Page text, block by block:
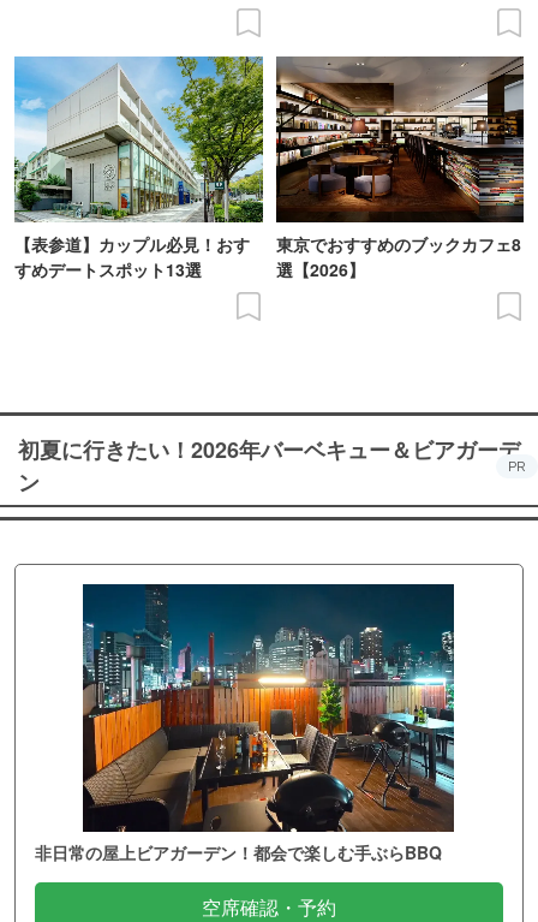
【表参道】カップル必見！おす
すめデートスポット13選
東京でおすすめのブックカフェ8
選【2026】
初夏に行きたい！2026年バーベキュー＆ビアガーデ
ン
PR
非日常の屋上ビアガーデン！都会で楽しむ手ぶらBBQ
空席確認・予約